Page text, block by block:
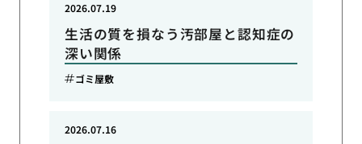
生活の質を損なう汚部屋と認知症の
深い関係
2026.07.19
ゴミ屋敷
2026.07.16